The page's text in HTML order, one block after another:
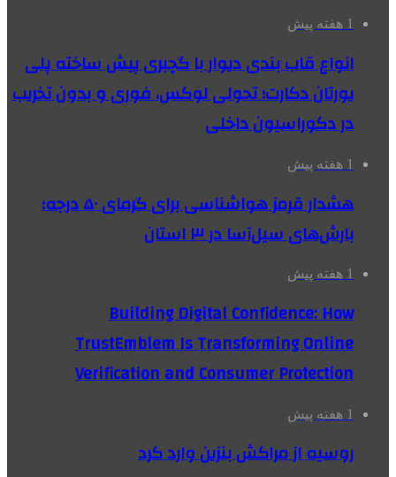
1 هفته پیش
انواع قاب بندی دیوار با گچبری پیش ساخته پلی
یورتان دکارت؛ تحولی لوکس، فوری و بدون تخریب
در دکوراسیون داخلی
1 هفته پیش
هشدار قرمز هواشناسی برای گرمای ۵۰ درجه؛
بارش‌های سیل‌آسا در ۳ استان
1 هفته پیش
Building Digital Confidence: How
TrustEmblem Is Transforming Online
Verification and Consumer Protection
1 هفته پیش
روسیه از مراکش بنزین وارد کرد